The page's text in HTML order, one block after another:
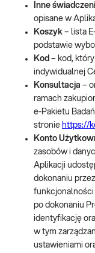
Inne
opisane w
Koszyk – lista
podstawie
Kod – kod,
indywidualnej
Konsultacja –
ramach
e-Pakietu
stronie https://
Konto
zasobów i
Aplikacji
dokonaniu
funkcjonalności
po dokonaniu
identyfikację
w tym
ustawieniami